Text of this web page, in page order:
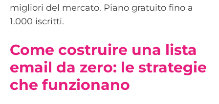
migliori del mercato. Piano gratuito fino a
1.000 iscritti.
Come costruire una lista
email da zero: le strategie
che funzionano